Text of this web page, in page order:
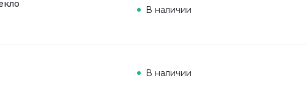
В наличии
В наличии